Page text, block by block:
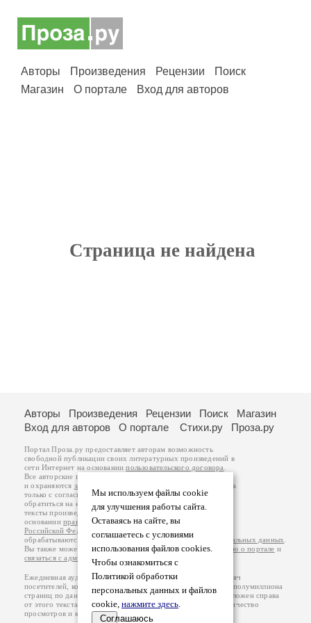
Авторы Произведения Рецензии
Поиск
Магазин
О портале Вход для авторов
Страница не найдена
Мы используем файлы cookie
для улучшения работы сайта.
Оставаясь на сайте, вы
соглашаетесь с условиями
использования файлов cookies.
Чтобы ознакомиться с
Политикой обработки
персональных данных и файлов
cookie, нажмите здесь.
Соглашаюсь
Авторы Произведения Рецензии Поиск
Магазин
Вход для авторов
О портале Стихи.ру Проза.ру
Портал Проза.ру предоставляет авторам возможность
свободной публикации своих литературных произведений в
сети Интернет на основаниипользовательского договора
Все авторские права на произведения принадлежат авторам
и охраняются законом
. Перепечатка произведений возможна
только с согласия его автора, к которому вы можете
обратиться на его авторской странице. Ответственность за
тексты произведений авторы несут самостоятельно на
основанииправил публикацииизаконодательства
Российской Федерации
обрабатываются на основанииПолитики обработки персональных данных
Вы также можете посмотреть более подробнуюинформацию о портале и
связаться с администрацией
Ежедневная аудитория портала Проза.ру – порядка 100 тысяч
посетителей, которые в общей сумме просматривают более полумиллиона
страниц по данным счетчика посещаемости, который расположен справа
от этого текста. В каждой графе указано по две цифры: количество
просмотров и количество посетителей.